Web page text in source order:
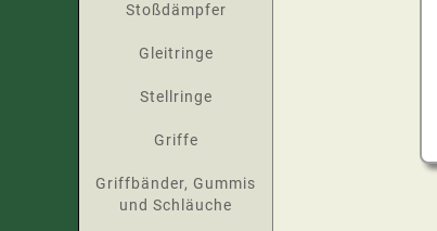
Stoßdämpfer
Gleitringe
Stellringe
Griffe
Griffbänder, Gummis
und Schläuche